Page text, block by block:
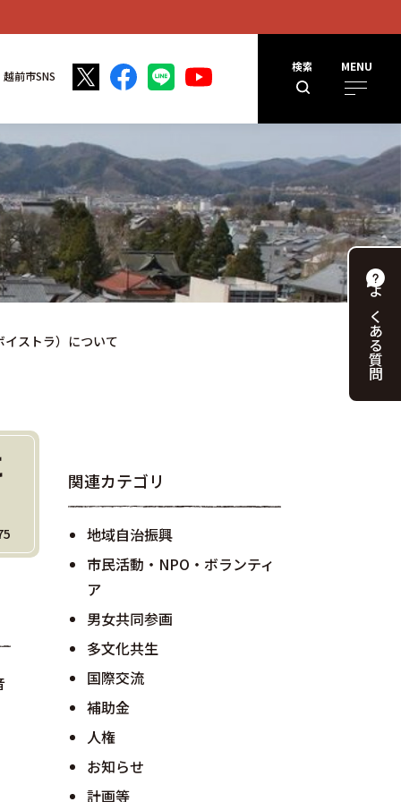
検索 MENU
越前市SNS
よくある
質問
ストラ）について
関連カテゴリ
地域自治振興
市民活動・NPO・ボランティ
ア
男女共同参画
多文化共生
国際交流
補助金
人権
お知らせ
計画等